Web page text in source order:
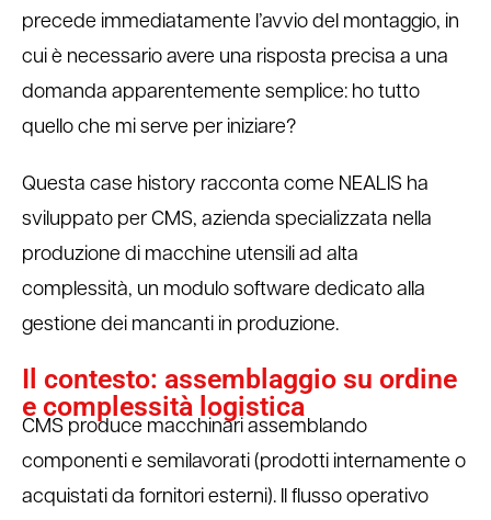
precede immediatamente l’avvio del montaggio, in
cui è necessario avere una risposta precisa a una
domanda apparentemente semplice: ho tutto
quello che mi serve per iniziare?
Questa case history racconta come NEALIS ha
sviluppato per CMS, azienda specializzata nella
produzione di macchine utensili ad alta
complessità, un modulo software dedicato alla
gestione dei mancanti in produzione.
Il contesto: assemblaggio su ordine
e complessità logistica
CMS produce macchinari assemblando
componenti e semilavorati (prodotti internamente o
acquistati da fornitori esterni). Il flusso operativo